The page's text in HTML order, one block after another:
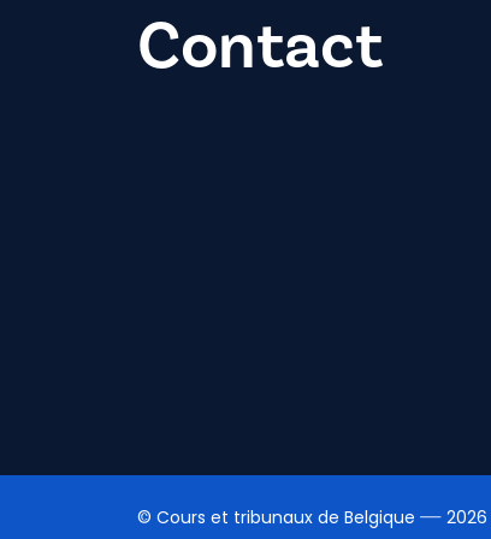
Contact
© Cours et tribunaux de Belgique 2026